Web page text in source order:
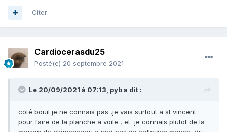
Citer
Cardiocerasdu25
Posté(e) 20 septembre 2021
Le 20/09/2021 à 07:13, pyba dit :
coté bouil je ne connais pas ,je vais surtout a st vincent
pour faire de la planche a voile , et je connais plutot de la